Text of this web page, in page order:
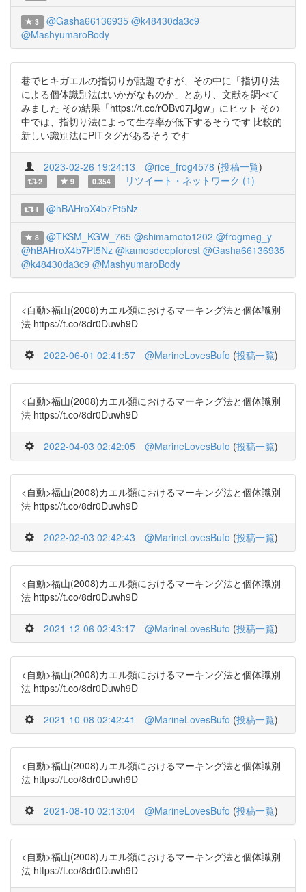
3 @Gasha66136935 @k48430da3c9
@MashyumaroBody
巷でヒキガエルの指切りが話題ですが、その中に「指切り法
による個体識別法はいかがなものか」とあり、文献を調べて
みました その結果「https://t.co/rOBv07jJgw」にヒット その
中では、指切り法によって生存率が低下するそうです 比較的
新しい識別法にPITタグがあるそうです
2023-02-26 19:24:13 @rice_frog4578 (投稿一覧)
2 9 0.354 リツイート・ネットワーク (1)
1 @hBAHroX4b7Pt5Nz
8 @TKSM_KGW_765 @shimamoto1202 @frogmeg_y
@hBAHroX4b7Pt5Nz @kamosdeepforest @Gasha66136935
@k48430da3c9 @MashyumaroBody
<自動>福山(2008)カエル類におけるマーキング法と個体識別
法 https://t.co/8dr0Duwh9D
2022-06-01 02:41:57 @MarineLovesBufo (投稿一覧)
<自動>福山(2008)カエル類におけるマーキング法と個体識別
法 https://t.co/8dr0Duwh9D
2022-04-03 02:42:05 @MarineLovesBufo (投稿一覧)
<自動>福山(2008)カエル類におけるマーキング法と個体識別
法 https://t.co/8dr0Duwh9D
2022-02-03 02:42:43 @MarineLovesBufo (投稿一覧)
<自動>福山(2008)カエル類におけるマーキング法と個体識別
法 https://t.co/8dr0Duwh9D
2021-12-06 02:43:17 @MarineLovesBufo (投稿一覧)
<自動>福山(2008)カエル類におけるマーキング法と個体識別
法 https://t.co/8dr0Duwh9D
2021-10-08 02:42:41 @MarineLovesBufo (投稿一覧)
<自動>福山(2008)カエル類におけるマーキング法と個体識別
法 https://t.co/8dr0Duwh9D
2021-08-10 02:13:04 @MarineLovesBufo (投稿一覧)
<自動>福山(2008)カエル類におけるマーキング法と個体識別
法 https://t.co/8dr0Duwh9D